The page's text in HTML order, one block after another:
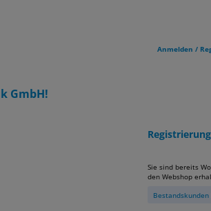
Anmelden /
GmbH!
Sie sind bereits
den Webshop